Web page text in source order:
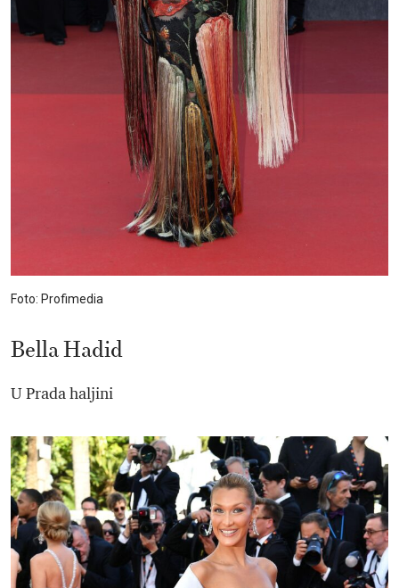
Foto: Profimedia
Bella Hadid
U Prada haljini